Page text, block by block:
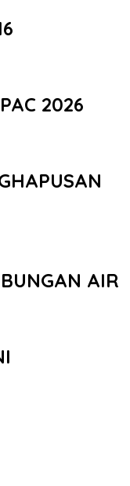
2026
AIR